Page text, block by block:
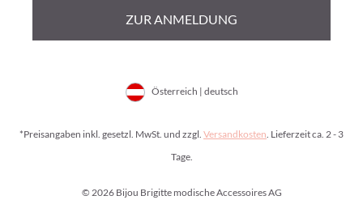
ZUR ANMELDUNG
Österreich | deutsch
*Preisangaben inkl. gesetzl. MwSt. und zzgl. Versandkosten. Lieferzeit ca. 2 - 3
Tage.
© 2026 Bijou Brigitte modische Accessoires AG